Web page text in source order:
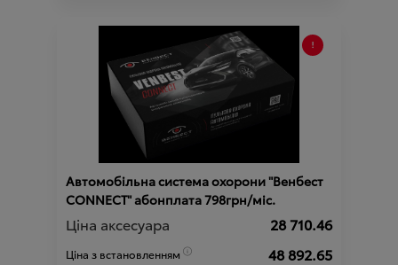
Автомобільна система охорони "Венбест
CONNECT" абонплата 798грн/міс.
Ціна аксесуара 28 710.46
Ціна з встановленням 48 892.65